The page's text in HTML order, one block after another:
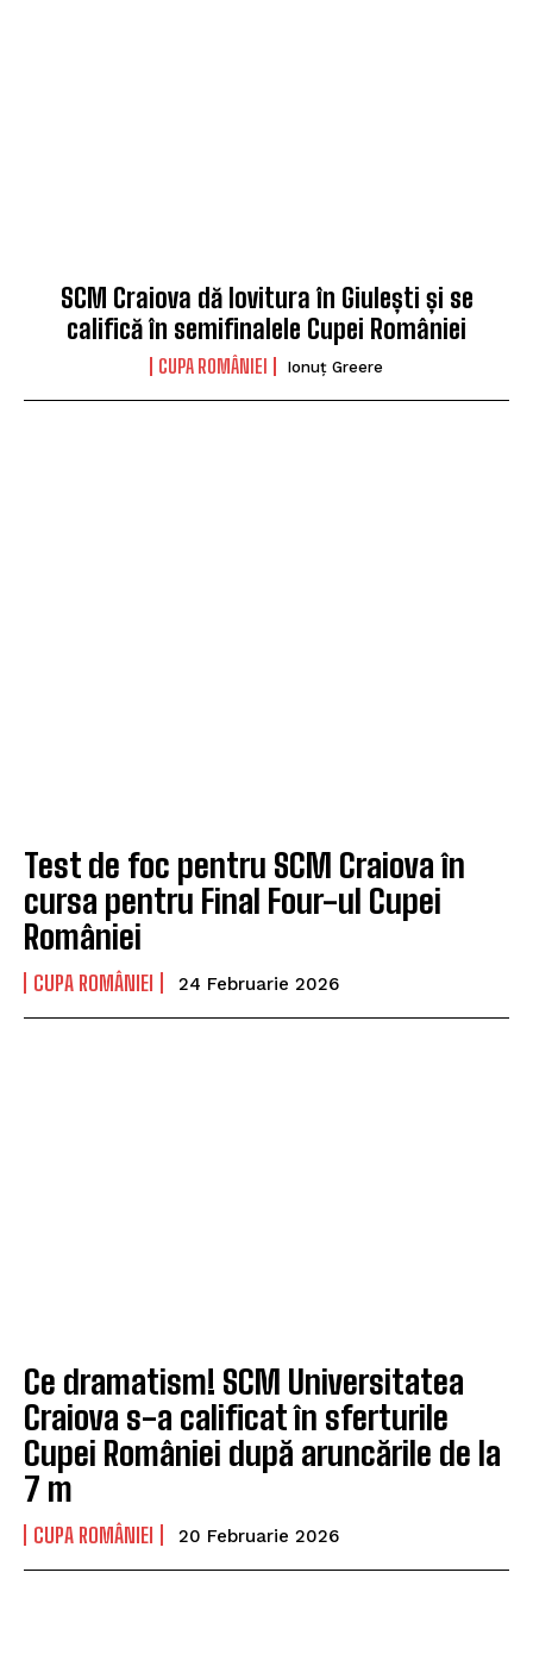
SCM Craiova dă lovitura în Giulești și se
califică în semifinalele Cupei României
CUPA ROMÂNIEI Ionuț Greere
Test de foc pentru SCM Craiova în
cursa pentru Final Four-ul Cupei
României
CUPA ROMÂNIEI 24 Februarie 2026
Ce dramatism! SCM Universitatea
Craiova s-a calificat în sferturile
Cupei României după aruncările de la
7 m
CUPA ROMÂNIEI 20 Februarie 2026